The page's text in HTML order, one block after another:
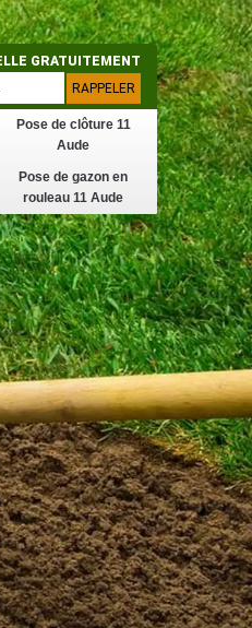
Pose de clôture 11
Aude
Pose de gazon en
rouleau 11 Aude
GRATUITEMENT